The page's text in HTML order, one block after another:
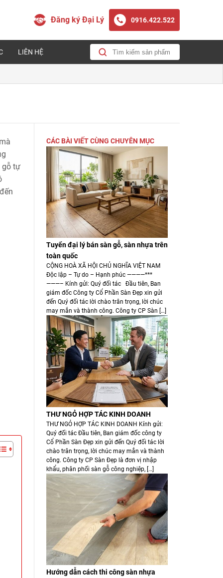
Đăng ký Đại Lý 0916.422.522
LIÊN HỆ
gỗ tự
CÁC BÀI VIẾT CÙNG CHUYÊN MỤC
Tuyển đại lý bán sàn gỗ, sàn nhựa trên
toàn quốc
CỘNG HOÀ XÃ HỘI CHỦ NGHĨA VIỆT NAM
Độc lập – Tự do – Hạnh phúc ————***
———– Kính gửi: Quý đối tác Đầu tiên, Ban
giám đốc Công ty Cổ Phần Sàn Đẹp xin gửi
đến Quý đối tác lời chào trân trọng, lời chúc
may mắn và thành công. Công ty CP Sàn […]
THƯ NGỎ HỢP TÁC KINH DOANH
THƯ NGỎ HỢP TÁC KINH DOANH Kính gửi:
Quý đối tác Đầu tiên, Ban giám đốc công ty
Cổ Phần Sàn Đẹp xin gửi đến Quý đối tác lời
chào trân trọng, lời chúc may mắn và thành
công. Công ty CP Sàn Đẹp là đơn vị nhập
khẩu, phân phối sàn gỗ công nghiệp, […]
Hướng dẫn cách thi công sàn nhựa